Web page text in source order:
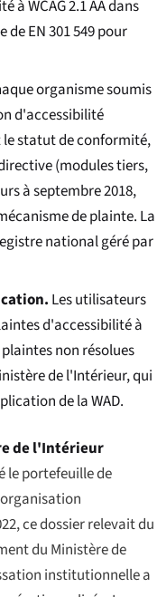
à WCAG 2.1 AA dans
EN 301 549 pour
organisme soumis
d'accessibilité
statut de conformité,
(modules tiers,
à septembre 2018,
de plainte. La
national géré par
Les utilisateurs
d'accessibilité à
non résolues
de l'Intérieur, qui
de la WAD.
de l'Intérieur
le portefeuille de
ce dossier relevait du
du Ministère de
institutionnelle a